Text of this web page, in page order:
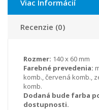
Viac Informácií
Recenzie (0)
Rozmer: 140 x 60 mm
Farebné prevedenia:
komb., červená komb.,
komb.
Dodaná bude farba
dostupnosti.